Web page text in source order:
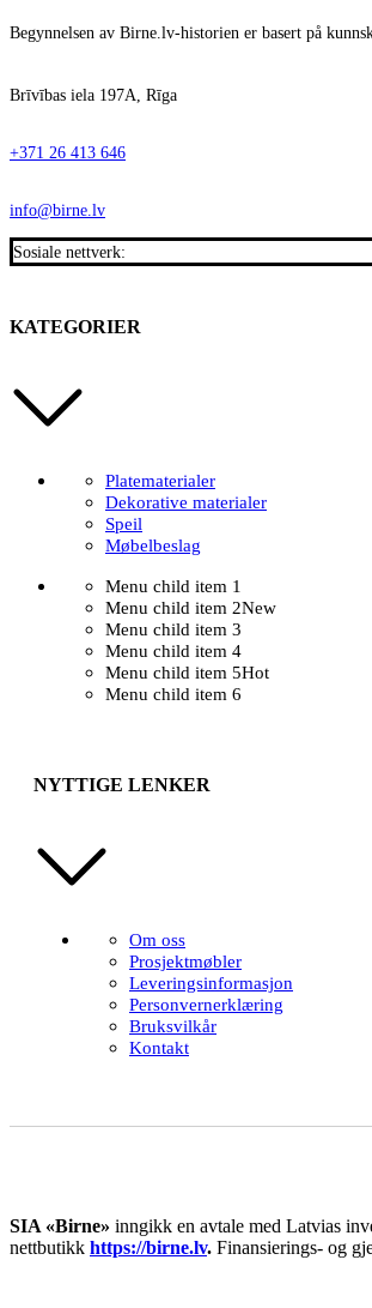
Begynnelsen av Birne.lv-historien er basert på
Brīvības iela 197A, Rīga
+371 26 413 646
info@birne.lv
Sosiale nettverk:
KATEGORIER
Platematerialer
Dekorative materialer
Speil
Møbelbeslag
Menu child item 1
Menu child item 2New
Menu child item 3
Menu child item 4
Menu child item 5Hot
Menu child item 6
NYTTIGE LENKER
Om oss
Prosjektmøbler
Leveringsinformasjon
Personvernerklæring
Bruksvilkår
Kontakt
SIA «Birne» inngikk en avtale med Latvias
nettbutikk https://birne.lv. Finansierings- og